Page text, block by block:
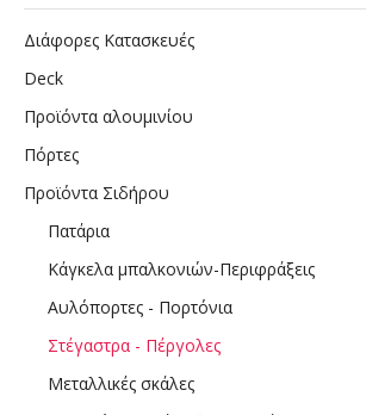
Διάφορες Κατασκευές
Deck
Προϊόντα αλουμινίου
Πόρτες
Προϊόντα Σιδήρου
Πατάρια
Κάγκελα μπαλκονιών-Περιφράξεις
Αυλόπορτες - Πορτόνια
Στέγαστρα - Πέργολες
Μεταλλικές σκάλες